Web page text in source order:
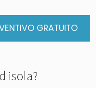
GRATUITO
isola?